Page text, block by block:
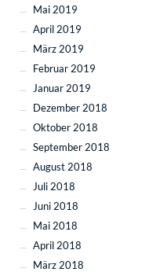
Mai 2019
April 2019
März 2019
Februar 2019
Januar 2019
Dezember 2018
Oktober 2018
September 2018
August 2018
Juli 2018
Juni 2018
Mai 2018
April 2018
März 2018